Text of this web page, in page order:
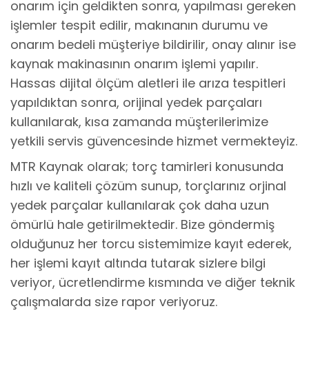
onarım için geldikten sonra, yapılması gereken
işlemler tespit edilir, makınanın durumu ve
onarım bedeli müşteriye bildirilir, onay alınır ise
kaynak makinasının onarım işlemi yapılır.
Hassas dijital ölçüm aletleri ile arıza tespitleri
yapıldıktan sonra, orijinal yedek parçaları
kullanılarak, kısa zamanda müşterilerimize
yetkili servis güvencesinde hizmet vermekteyiz.
MTR Kaynak olarak; torç tamirleri konusunda
hızlı ve kaliteli çözüm sunup, torçlarınız orjinal
yedek parçalar kullanılarak çok daha uzun
ömürlü hale getirilmektedir. Bize göndermiş
olduğunuz her torcu sistemimize kayıt ederek,
her işlemi kayıt altında tutarak sizlere bilgi
veriyor, ücretlendirme kısmında ve diğer teknik
çalışmalarda size rapor veriyoruz.